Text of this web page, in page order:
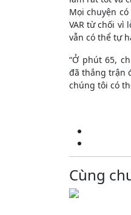
Mọi chuyện
VAR từ chối vì
vẫn có thể tự
“Ở phút 65,
đã thắng trận
chúng tôi có
Cùng